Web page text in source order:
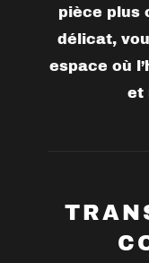
pièce plus
délicat,
espace où
et